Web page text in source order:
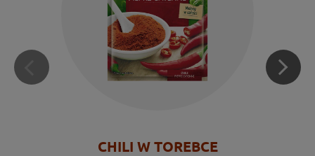
CHILI W TOREBCE